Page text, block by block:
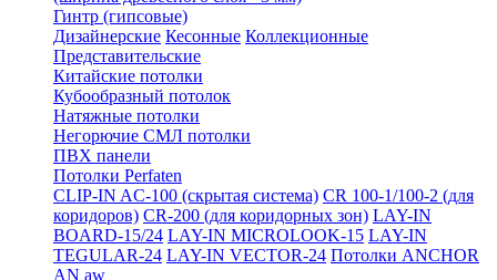
Гинтр (гипсовые)
Дизайнерские Кесонные Коллекционные
Представительские
Китайские потолки
Кубообразный потолок
Натяжные потолки
Негорючие СМЛ потолки
ПВХ панели
Потолки Perfaten
CLIP-IN AC-100 (скрытая система) CR 100-1/100-2 (для
коридоров) CR-200 (для коридорных зон) LAY-IN
BOARD-15/24 LAY-IN MICROLOOK-15 LAY-IN
TEGULAR-24 LAY-IN VECTOR-24 Потолки ANCHOR
AN aw